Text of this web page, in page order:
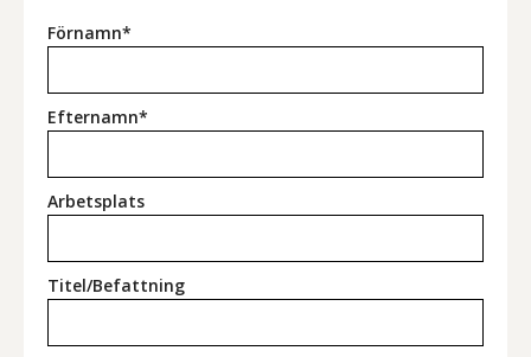
Förnamn*
Efternamn*
Arbetsplats
Titel/Befattning